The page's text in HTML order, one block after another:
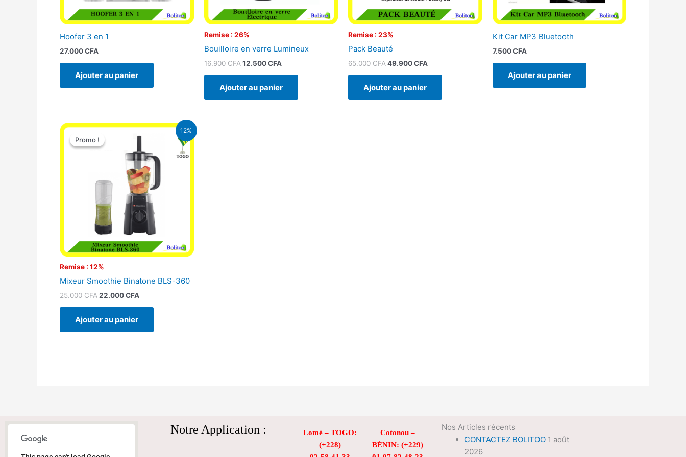
Hoofer 3 en 1
27.000CFA
Ajouter au panier
Remise : 26%
Bouilloire en verre Lumineux
16.900CFA 12.500CFA
Ajouter au panier
Remise : 23%
Pack Beauté
65.000CFA49.900CFA
Ajouter au panier
Kit Car MP3 Bluetooth
7.500CFA
Ajouter au panier
12%
Promo !
Remise : 12%
Promo !
Mixeur Smoothie Binatone BLS-360
25.000CFA
Le
initial
25.000 CFA.
22.000CFA
Le
prix
est :
22.000 CFA.
Ajouter au panier
Notre Application : Lomé – TOGO:
(+228)
Cotonou –
BÉNIN: (+229)
Nos Articles récents
CONTACTEZ BOLITOO 1 août
2026